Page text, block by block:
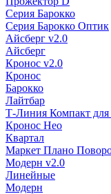
Серия Барокко
Серия Барокко Оптик
Айсберг v2.0
Айсберг
Кронос v2.0
Кронос
Барокко
Лайтбар
Т-Линия Компакт для
Кронос Нео
Квартал
Маркет Плано
Модерн v2.0
Линейные
Модерн